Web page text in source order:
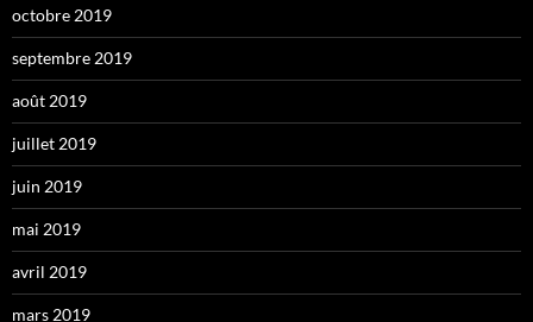
octobre 2019
septembre 2019
août 2019
juillet 2019
juin 2019
mai 2019
avril 2019
mars 2019